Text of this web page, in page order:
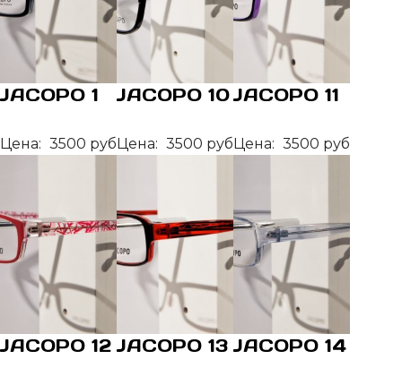
JACOPO 1
Цена: 3500 руб
JACOPO 10
Цена: 3500 руб
JACOPO 11
Цена: 3500 руб
JACOPO 12 JACOPO 13 JACOPO 14